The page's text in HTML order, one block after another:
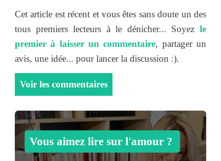
Cet article est récent et vous êtes sans doute un des
tous premiers lecteurs à le dénicher... Soyez le
premier à laisser un commentaire, partager un
avis, une idée... pour lancer la discussion :).
Voir les commentaires
Vous aimez lire sur l'amour ?